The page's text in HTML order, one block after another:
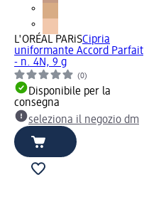
L'ORÉAL PARiSCipria
uniformante Accord Parfait
- n. 4N, 9 g
(0)
Disponibile per la
consegna
seleziona il negozio dm